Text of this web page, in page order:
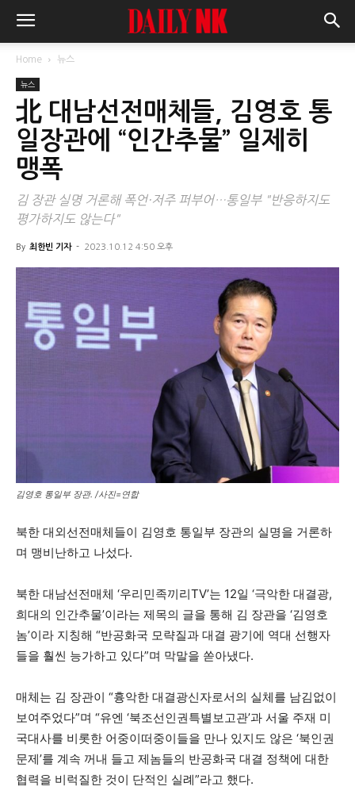
Home 뉴스
뉴스
北 대남선전매체들, 김영호 통
일장관에 “인간추물” 일제히
맹폭
김 장관 실명 거론해 폭언·저주 퍼부어…통일부 "반응하지도
평가하지도 않는다"
By 최한빈 기자 - 2023.10.12 4:50 오후
김영호 통일부 장관. /사진=연합
북한 대외선전매체들이 김영호 통일부 장관의 실명을 거론하
며 맹비난하고 나섰다.
북한 대남선전매체 ‘우리민족끼리TV’는 12일 ‘극악한 대결광,
희대의 인간추물’이라는 제목의 글을 통해 김 장관을 ‘김영호
놈’이라 지칭해 “반공화국 모략질과 대결 광기에 역대 선행자
들을 훨씬 능가하고 있다”며 막말을 쏟아냈다.
매체는 김 장관이 “흉악한 대결광신자로서의 실체를 남김없이
보여주었다”며 “유엔 ‘북조선인권특별보고관’과 서울 주재 미
국대사를 비롯한 어중이떠중이들을 만나 있지도 않은 ‘북인권
문제’를 계속 꺼내 들고 제놈들의 반공화국 대결 정책에 대한
협력을 비럭질한 것이 단적인 실례”라고 했다.